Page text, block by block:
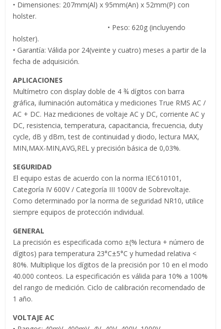
• Dimensiones: 207mm(Al) x 95mm(An) x 52mm(P) con
holster.
• Peso: 620g (incluyendo
holster).
• Garantía: Válida por 24(veinte y cuatro) meses a partir de la
fecha de adquisición.
APLICACIONES
Multímetro con display doble de 4 ¾ dígitos con barra
gráfica, iluminación automática y mediciones True RMS AC /
AC + DC. Haz mediciones de voltaje AC y DC, corriente AC y
DC, resistencia, temperatura, capacitancia, frecuencia, duty
cycle, dB y dBm, test de continuidad y diodo, lectura MAX,
MIN,MAX-MIN,AVG,REL y precisión básica de 0,03%.
SEGURIDAD
El equipo estas de acuerdo con la norma IEC610101,
Categoría IV 600V / Categoría III 1000V de Sobrevoltaje.
Como determinado por la norma de seguridad NR10, utilice
siempre equipos de protección individual.
GENERAL
La precisión es especificada como ±(% lectura + número de
dígitos) para temperatura 23°C±5°C y humedad relativa <
80%. Multiplique los dígitos de la precisión por 10 en el modo
40.000 conteos. La especificación es válida para 10% a 100%
del rango de medición. Ciclo de calibración recomendado de
1 año.
VOLTAJE AC